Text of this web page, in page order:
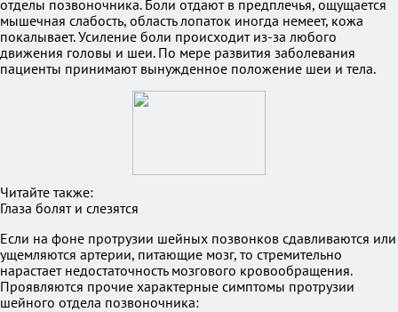
отделы позвоночника. Боли отдают в предплечья, ощущается
мышечная слабость, область лопаток иногда немеет, кожа
покалывает. Усиление боли происходит из-за любого
движения головы и шеи. По мере развития заболевания
пациенты принимают вынужденное положение шеи и тела.
Читайте также:
Глаза болят и слезятся
Если на фоне протрузии шейных позвонков сдавливаются или
ущемляются артерии, питающие мозг, то стремительно
нарастает недостаточность мозгового кровообращения.
Проявляются прочие характерные симптомы протрузии
шейного отдела позвоночника: